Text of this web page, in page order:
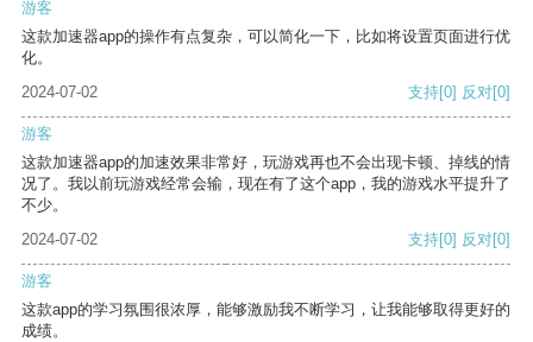
游客
这款加速器app的操作有点复杂，可以简化一下，比如将设置页面进行优
化。
2024-07-02
支持[0] 反对[0]
游客
这款加速器app的加速效果非常好，玩游戏再也不会出现卡顿、掉线的情
况了。我以前玩游戏经常会输，现在有了这个app，我的游戏水平提升了
不少。
2024-07-02
支持[0] 反对[0]
游客
这款app的学习氛围很浓厚，能够激励我不断学习，让我能够取得更好的
成绩。